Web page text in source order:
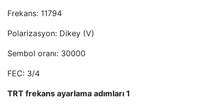
Frekans: 11794
Polarizasyon: Dikey (V)
Sembol oranı: 30000
FEC: 3/4
TRT frekans ayarlama adımları 1